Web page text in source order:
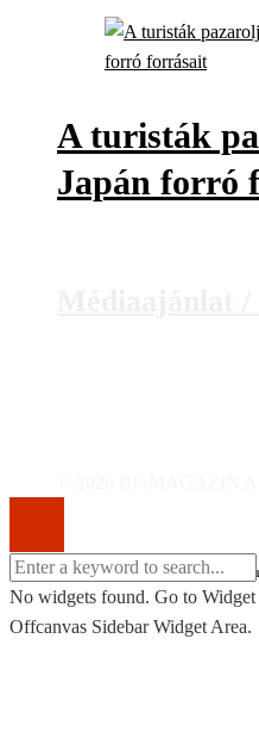
A turisták
Japán forró
No widgets found. Go to
Offcanvas Sidebar Widget Area.